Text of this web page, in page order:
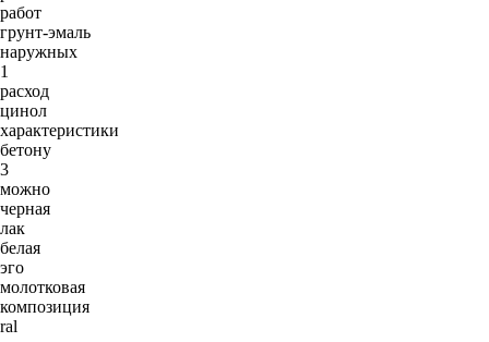
работ
грунт-эмаль
наружных
1
расход
цинол
характеристики
бетону
3
можно
черная
лак
белая
эго
молотковая
композиция
ral